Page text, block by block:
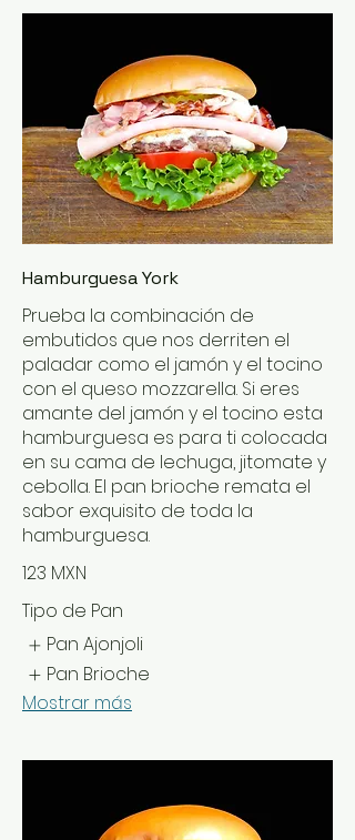
Hamburguesa York
Prueba la combinación de
embutidos que nos derriten el
paladar como el jamón y el tocino
con el queso mozzarella. Si eres
amante del jamón y el tocino esta
hamburguesa es para ti colocada
en su cama de lechuga, jitomate y
cebolla. El pan brioche remata el
sabor exquisito de toda la
hamburguesa.
123 MXN
Tipo de Pan
Pan Ajonjoli
Pan Brioche
Mostrar más